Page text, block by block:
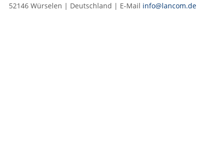
52146 Würselen | Deutschland | E‑Mail info@lancom.de